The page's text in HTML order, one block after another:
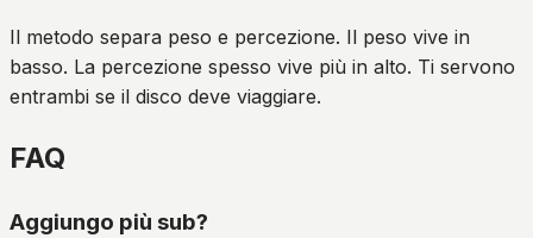
Il metodo separa peso e percezione. Il peso vive in
basso. La percezione spesso vive più in alto. Ti servono
entrambi se il disco deve viaggiare.
FAQ
Aggiungo più sub?